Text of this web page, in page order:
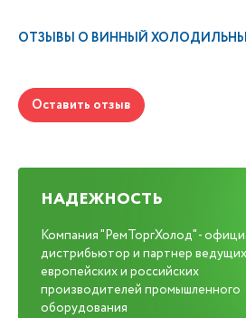
ОТЗЫВЫ О ВИННЫЙ ХОЛОДИЛЬНЫЙ
Оставить отзыв
НАДЕЖНОСТЬ
Компания "РемТоргХолод" -
дистрибьютор и партнер ведущих
европейских и российских
производителей промышленного
оборудования